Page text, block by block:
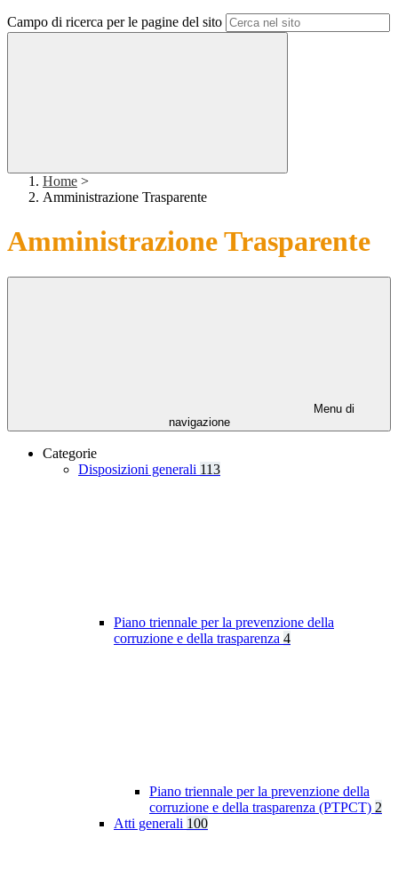
Campo di ricerca per le pagine del sito
Home >
Amministrazione Trasparente
Amministrazione Trasparente
Menu di
navigazione
Categorie
Disposizioni generali 113
Piano triennale per la prevenzione della
corruzione e della trasparenza 4
Piano triennale per la prevenzione della
corruzione e della trasparenza (PTPCT) 2
Atti generali 100